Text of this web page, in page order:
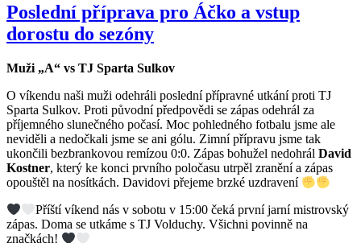
Poslední příprava pro Áčko a vstup
dorostu do sezóny
Muži „A“ vs TJ Sparta Sulkov
O víkendu naši muži odehráli poslední přípravné utkání proti TJ
Sparta Sulkov. Proti původní předpovědi se zápas odehrál za
příjemného slunečného počasí. Moc pohledného fotbalu jsme ale
neviděli a nedočkali jsme se ani gólu. Zimní přípravu jsme tak
ukončili bezbrankovou remízou 0:0. Zápas bohužel nedohrál David
Kostner, který ke konci prvního poločasu utrpěl zranění a zápas
opouštěl na nosítkách. Davidovi přejeme brzké uzdravení
Příští víkend nás v sobotu v 15:00 čeká první jarní mistrovský
zápas. Doma se utkáme s TJ Volduchy. Všichni povinně na
značkách!